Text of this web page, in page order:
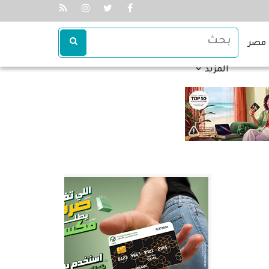
مصر
المزيد